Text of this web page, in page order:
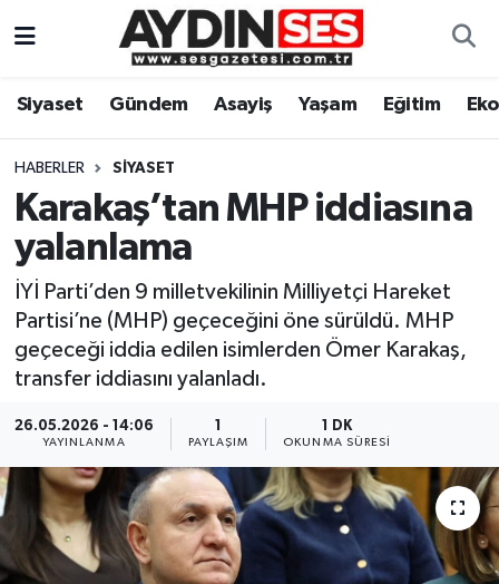
Siyaset Gündem Asayiş Yaşam Eğitim
HABERLER SIYASET
Karakaş’tan MHP iddiasına
yalanlama
İYİ Parti’den 9 milletvekilinin Milliyetçi Hareket
Partisi’ne (MHP) geçeceğini öne sürüldü. MHP
geçeceği iddia edilen isimlerden Ömer Karakaş,
transfer iddiasını yalanladı.
26.05.2026 - 14:06
YAYINLANMA PAYLAŞIM
1 DK
OKUNMA SÜRESI
Gündem
Siyaset
Ekonomi
Yaşam
Eğitim
Kültür Sanat
Spor
Aydın Hava Durumu
Aydin Namaz Vakitleri
Aydın Trafik Yoğunluk Haritası
Süper Lig Puan Durumu ve Fikstür
Tüm Manşetler
Son Dakika Haberleri
Haber Arşivi